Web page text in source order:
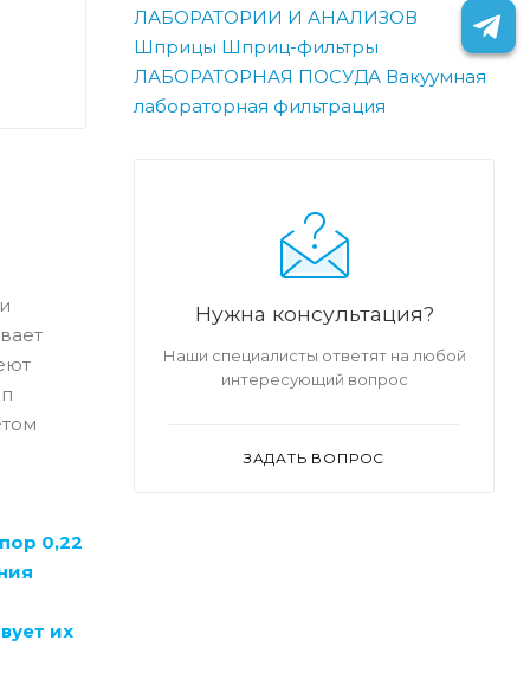
0,22
их
ЛАБОРАТОРИИ И АНАЛИЗОВ
Шприцы Шприц-фильтры
ЛАБОРАТОРНАЯ ПОСУДА Вакуумная
лабораторная фильтрация
Нужна консультация?
Наши специалисты ответят на любой
интересующий вопрос
ЗАДАТЬ ВОПРОС